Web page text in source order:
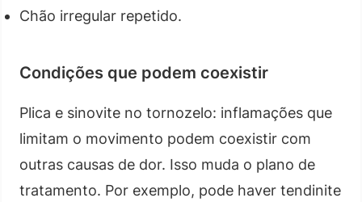
Chão irregular repetido.
Condições que podem coexistir
Plica e sinovite no tornozelo: inflamações que
limitam o movimento podem coexistir com
outras causas de dor. Isso muda o plano de
tratamento. Por exemplo, pode haver tendinite